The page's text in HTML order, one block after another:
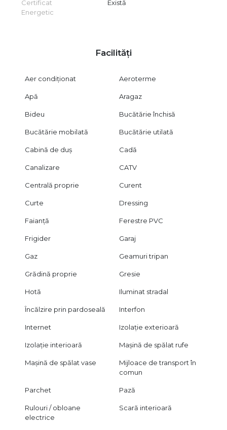
Certificat
Energetic
Există
Facilități
Aer condiționat Aeroterme
Apă Aragaz
Bideu Bucătărie închisă
Bucătărie mobilată Bucătărie utilată
Cabină de duș Cadă
Canalizare CATV
Centrală proprie Curent
Curte Dressing
Faianță Ferestre PVC
Frigider Garaj
Gaz Geamuri tripan
Grădină proprie Gresie
Hotă Iluminat stradal
Încălzire prin pardoseală Interfon
Internet Izolație exterioară
Izolație interioară Mașină de spălat rufe
Mașină de spălat vase
Mijloace de transport în
comun
Parchet Pază
Rulouri / obloane
electrice
Scară interioară